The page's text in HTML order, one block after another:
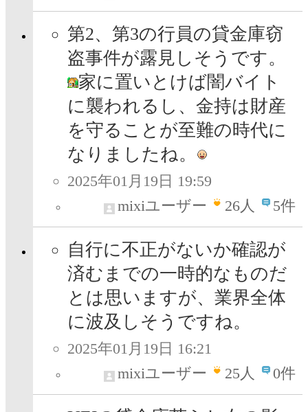
第2、第3の行員の貸金庫窃
盗事件が露見しそうです。
家に置いとけば闇バイト
に襲われるし、金持は財産
を守ることが至難の時代に
なりましたね。
2025年01月19日 19:59
mixiユーザー
26人 5件
自行に不正がないか確認が
済むまでの一時的なものだ
とは思いますが、業界全体
に波及しそうですね。
2025年01月19日 16:21
mixiユーザー
25人 0件